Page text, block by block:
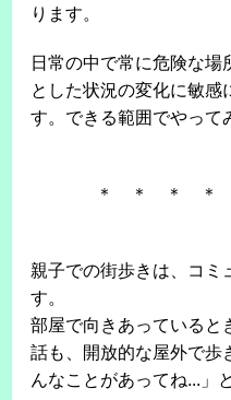
ります。
日常の中で常に危険な場
とした状況の変化に敏感
す。できる範囲でやって
＊ ＊ ＊ ＊
親子での街歩きは、コミ
す。
部屋で向きあっていると
話も、開放的な屋外で歩
んなことがあってね...」